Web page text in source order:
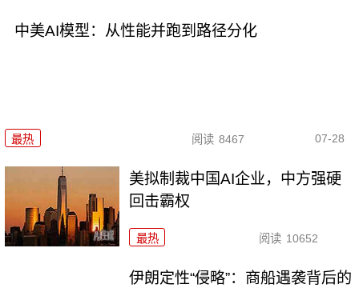
中美AI模型：从性能并跑到路径分化
最热 阅读 8467 07-28
美拟制裁中国AI企业，中方强硬
回击霸权
最热 阅读 10652
伊朗定性“侵略”：商船遇袭背后的